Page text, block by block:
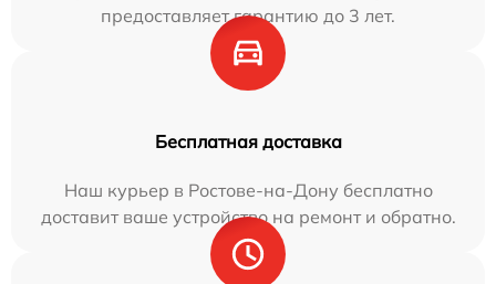
предоставляет гарантию до 3 лет.
Бесплатная доставка
Наш курьер в Ростове-на-Дону бесплатно
доставит ваше устройство на ремонт и обратно.